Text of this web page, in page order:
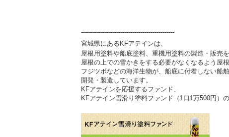
-----------------------------------------------
宮城県にあるKFアテインは、
屋根用塗料や船底塗料、重機用塗料の製造・販売を
屋根の上での雪かきをする必要がなくなるよう屋
フジツボなどの海洋生物が、船底に付着しない船
開発・製造しています。
KFアテインを応援するファンド、
KFアテイン雪滑り塗料ファンド（1口1万500円）